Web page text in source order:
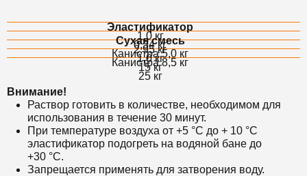
Эластификатор
Сухая смесь
1,0 кг
2,95 кг
0,34 кг
1,0 кг
Канистра 5,0 кг
15 кг
Канистра 8,5 кг
25 кг
Внимание!
Раствор готовить в количестве, необходимом для
использования в течение 30 минут.
При температуре воздуха от +5 °С до + 10 °С
эластификатор подогреть на водяной бане до
+30 °С.
Запрещается применять для затворения воду.